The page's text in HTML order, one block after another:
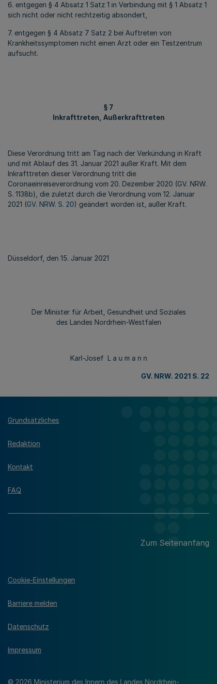
6. entgegen § 4 Absatz 1 Satz 1 in Verbindung mit § 1 Absatz 1
sich nicht oder nicht rechtzeitig absondert,
7. entgegen § 4 Absatz 7 Satz 2 bei Auftreten von
Krankheitssymptomen nicht einen Arzt oder ein Testzentrum
aufsucht.
§ 7
Inkrafttreten, Außerkrafttreten
Diese Verordnung tritt am Tag nach der Verkündung in Kraft
und mit Ablauf des 31. Januar 2021 außer Kraft. Mit dem
Inkrafttreten dieser Verordnung tritt die
Coronaeinreiseverordnung vom 20. Dezember 2020 (GV. NRW.
S. 1138b), die zuletzt durch die Verordnung vom 12. Januar
2021 (GV. NRW. S. 20) geändert worden ist, außer Kraft.
Düsseldorf, den 15. Januar 2021
Der Minister für Arbeit, Gesundheit und Soziales
des Landes Nordrhein-Westfalen
Karl-Josef L a u m a n n
GV. NRW. 2021 S. 22
Grundsätzliches
Redaktion
Kontakt
FAQ
Zum Seitenanfang
© 2026 Ministerium des Innern des Landes Nordrhein-
Cookie-Einstellungen
Barriere melden
Datenschutz
Impressum